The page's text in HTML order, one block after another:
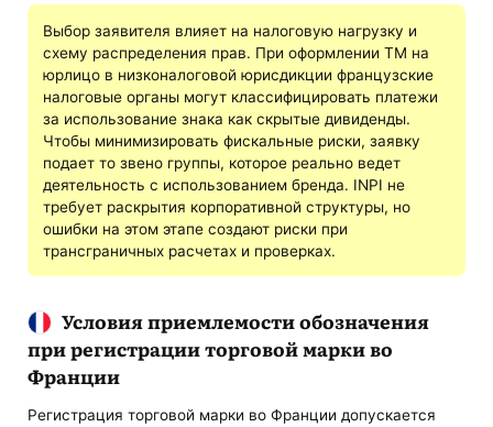
Выбор заявителя влияет на налоговую нагрузку и
схему распределения прав. При оформлении ТМ на
юрлицо в низконалоговой юрисдикции французские
налоговые органы могут классифицировать платежи
за использование знака как скрытые дивиденды.
Чтобы минимизировать фискальные риски, заявку
подает то звено группы, которое реально ведет
деятельность с использованием бренда. INPI не
требует раскрытия корпоративной структуры, но
ошибки на этом этапе создают риски при
трансграничных расчетах и проверках.
Условия приемлемости обозначения
при регистрации торговой марки во
Франции
Регистрация торговой марки во Франции допускается